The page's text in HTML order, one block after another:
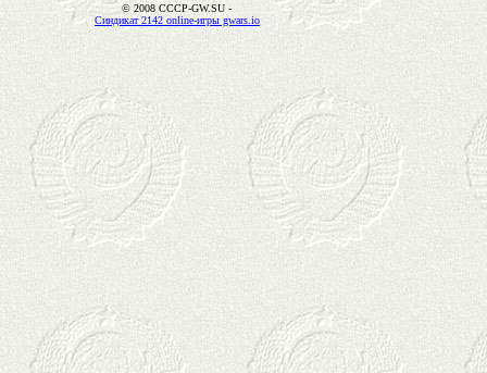
© 2008 CCCP-GW.SU -
Синдикат 2142 online-игры gwars.io